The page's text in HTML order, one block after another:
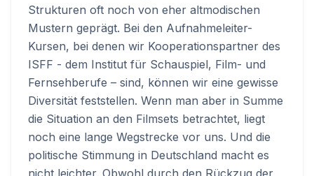
Strukturen oft noch von eher altmodischen
Mustern geprägt. Bei den Aufnahmeleiter-
Kursen, bei denen wir Kooperationspartner des
ISFF - dem Institut für Schauspiel, Film- und
Fernsehberufe – sind, können wir eine gewisse
Diversität feststellen. Wenn man aber in Summe
die Situation an den Filmsets betrachtet, liegt
noch eine lange Wegstrecke vor uns. Und die
politische Stimmung in Deutschland macht es